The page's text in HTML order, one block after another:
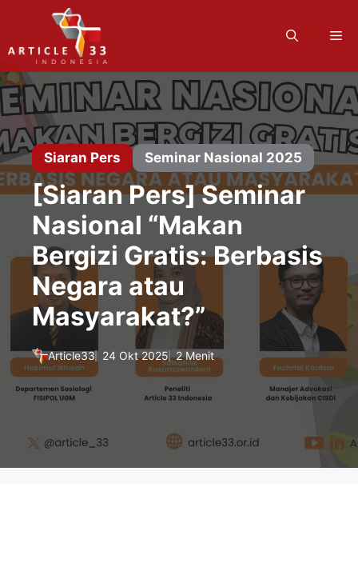
Langsung
isi
Siaran Pers Seminar Nasional 2025
[Siaran Pers] Seminar
Nasional “Makan
Bergizi Gratis: Berbasis
Negara atau
Masyarakat?”
Article33 24 Okt 2025 2 Menit